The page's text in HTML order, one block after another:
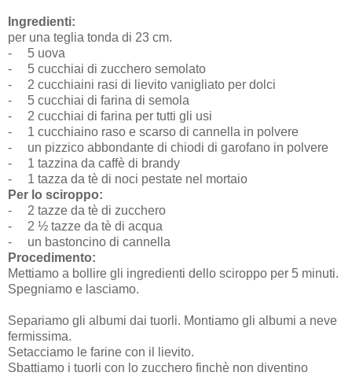
Ingredienti:
per una teglia tonda di 23 cm.
-
5 uova
-
5 cucchiai di zucchero semolato
-
2 cucchiaini rasi di lievito vanigliato per dolci
-
5 cucchiai di farina di semola
-
2 cucchiai di farina per tutti gli usi
-
1 cucchiaino raso e scarso di cannella in polvere
-
un pizzico abbondante di chiodi di garofano in polvere
-
1 tazzina da caffè di brandy
-
1 tazza da tè di noci pestate nel mortaio
Per lo sciroppo:
-
2 tazze da tè di zucchero
-
2 ½ tazze da tè di acqua
-
un bastoncino di cannella
Procedimento:
Mettiamo a bollire gli ingredienti dello sciroppo per 5 minuti.
Spegniamo e lasciamo.
Separiamo gli albumi dai tuorli. Montiamo gli albumi a neve
fermissima.
Setacciamo le farine con il lievito.
Sbattiamo i tuorli con lo zucchero finchè non diventino